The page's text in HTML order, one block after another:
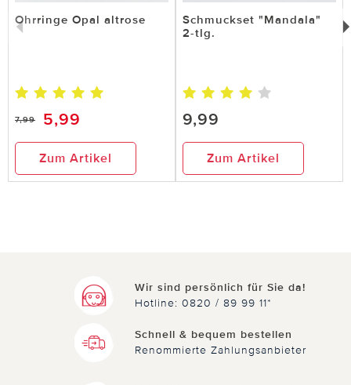
Ohrringe Opal altrose
7,99 5,99
Zum Artikel
Schmuckset "Mandala"
2-tlg.
9,99
Zum Artikel
Wir sind persönlich für Sie da!
Hotline: 0820 / 89 99 11*
Schnell & bequem bestellen
Renommierte Zahlungsanbieter